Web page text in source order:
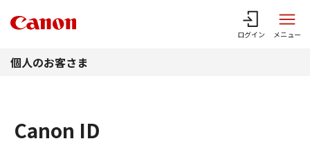
ログイン メニュー
個人のお客さま
Canon ID